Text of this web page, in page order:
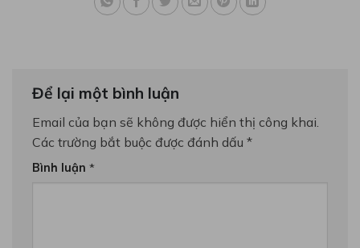
Để lại một bình luận
Email của bạn sẽ không được hiển thị công khai.
Các trường bắt buộc được đánh dấu *
Bình luận *